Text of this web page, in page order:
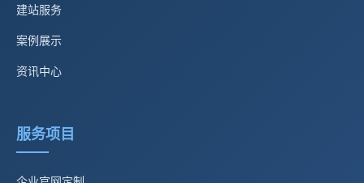
建站服务
案例展示
资讯中心
服务项目